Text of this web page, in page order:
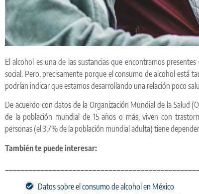
El alcohol es una de las sustancias que encontramos
social. Pero, precisamente porque el consumo de alcohol está
podrían indicar que estamos desarrollando una relación poco
De acuerdo con datos de la Organización Mundial de la Salud
de la población mundial de 15 años o más, viven con
personas (el 3,7% de la población mundial adulta) tiene
También te puede interesar:
Datos sobre el consumo de alcohol en México